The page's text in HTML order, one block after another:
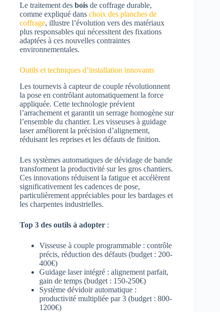
Le traitement des bois de coffrage durable,
comme expliqué dans choix des planches de
coffrage, illustre l’évolution vers des matériaux
plus responsables qui nécessitent des fixations
adaptées à ces nouvelles contraintes
environnementales.
Outils et techniques d’installation innovants
Les tournevis à capteur de couple révolutionnent
la pose en contrôlant automatiquement la force
appliquée. Cette technologie prévient
l’arrachement et garantit un serrage homogène sur
l’ensemble du chantier. Les visseuses à guidage
laser améliorent la précision d’alignement,
réduisant les reprises et les défauts de finition.
Les systèmes automatiques de dévidage de bande
transforment la productivité sur les gros chantiers.
Ces innovations réduisent la fatigue et accélèrent
significativement les cadences de pose,
particulièrement appréciables pour les bardages et
les charpentes industrielles.
Top 3 des outils à adopter :
Visseuse à couple programmable : contrôle
précis, réduction des défauts (budget : 200-
400€)
Guidage laser intégré : alignement parfait,
gain de temps (budget : 150-250€)
Système dévidoir automatique :
productivité multipliée par 3 (budget : 800-
1200€)